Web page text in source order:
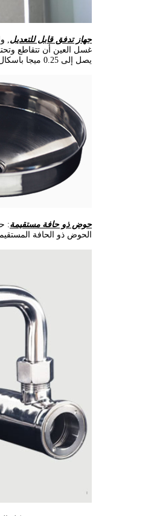
جهاز تدفق قابل للتعديل,
يصل إلى 0.25 ميجا باسكال).
حوض ذو حافة مستقيمة
الحوض ذو الحافة